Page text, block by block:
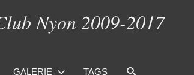
Nyon 2009-2017
GALERIE TAGS